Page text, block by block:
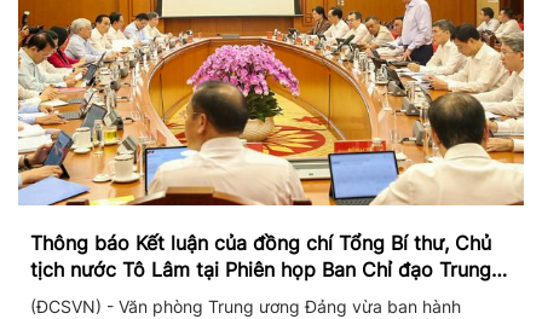
Thông báo Kết luận của đồng chí Tổng Bí thư, Chủ
tịch nước Tô Lâm tại Phiên họp Ban Chỉ đạo Trung
ương thực hiện Nghị quyết 57
(ĐCSVN) - Văn phòng Trung ương Đảng vừa ban hành